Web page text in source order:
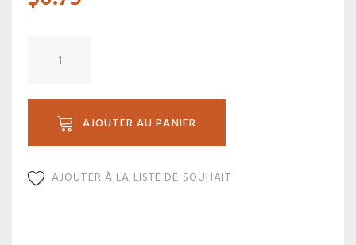
AJOUTER AU PANIER
AJOUTER À LA LISTE DE SOUHAIT